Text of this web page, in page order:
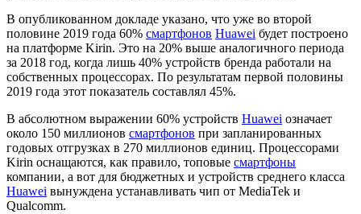
В опубликованном докладе указано, что уже во второй
половине 2019 года 60% смартфонов Huawei будет построено
на платформе Kirin. Это на 20% выше аналогичного периода
за 2018 год, когда лишь 40% устройств бренда работали на
собственных процессорах. По результатам первой половины
2019 года этот показатель составлял 45%.
В абсолютном выражении 60% устройств Huawei означает
около 150 миллионов смартфонов при запланированных
годовых отгрузках в 270 миллионов единиц. Процессорами
Kirin оснащаются, как правило, топовые смартфоны
компании, а вот для бюджетных и устройств среднего класса
Huawei вынуждена устанавливать чип от MediaTek и
Qualcomm.